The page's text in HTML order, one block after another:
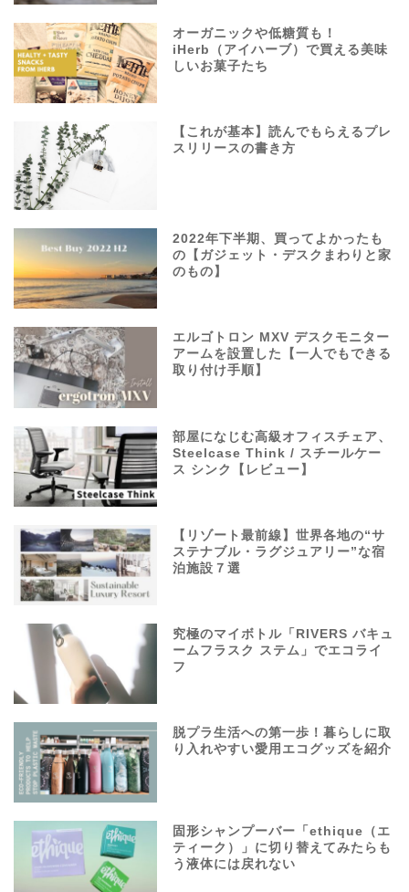
オーガニックや低糖質も！
iHerb（アイハーブ）で買える美味
しいお菓子たち
【これが基本】読んでもらえるプレ
スリリースの書き方
2022年下半期、買ってよかったも
の【ガジェット・デスクまわりと家
のもの】
エルゴトロン MXV デスクモニター
アームを設置した【一人でもできる
取り付け手順】
部屋になじむ高級オフィスチェア、
Steelcase Think / スチールケー
ス シンク【レビュー】
【リゾート最前線】世界各地の“サ
ステナブル・ラグジュアリー”な宿
泊施設７選
究極のマイボトル「RIVERS バキュ
ームフラスク ステム」でエコライ
フ
脱プラ生活への第一歩！暮らしに取
り入れやすい愛用エコグッズを紹介
固形シャンプーバー「ethique（エ
ティーク）」に切り替えてみたらも
う液体には戻れない